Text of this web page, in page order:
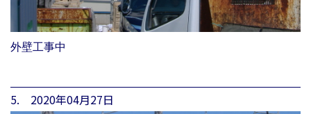
外壁工事中
5. 2020年04月27日